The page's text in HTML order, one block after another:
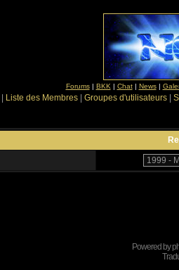
Forums| BKK | Chat| News|
Liste des Membres Groupes d'utilisateurs
Powered by